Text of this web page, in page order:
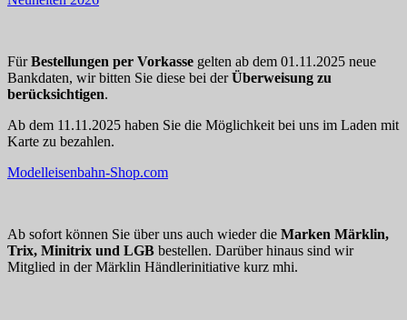
FürBestellungen per Vorkasse gelten ab dem 01.11.2025 neue
Bankdaten, wir bitten Sie diese bei derÜberweisung zu
berücksichtigen.
Ab dem 11.11.2025 haben Sie die Möglichkeit bei uns im Laden mit
Karte zu bezahlen.
Modelleisenbahn-Shop.com
Ab sofort können Sie über uns auch wieder die Marken Märklin,
Trix, Minitrix und LGB bestellen. Darüber hinaus sind wir
Mitglied in der Märklin Händlerinitiative kurz mhi.